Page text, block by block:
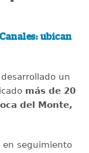
ubican
un
más de 20
del Monte,
en seguimiento